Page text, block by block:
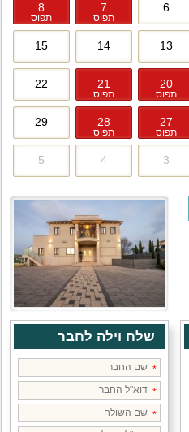
6
7
תפוס
8
תפוס
13
14
15
20
תפוס
21
תפוס
22
27
תפוס
28
תפוס
29
3
4
5
שלח וילה לחבר